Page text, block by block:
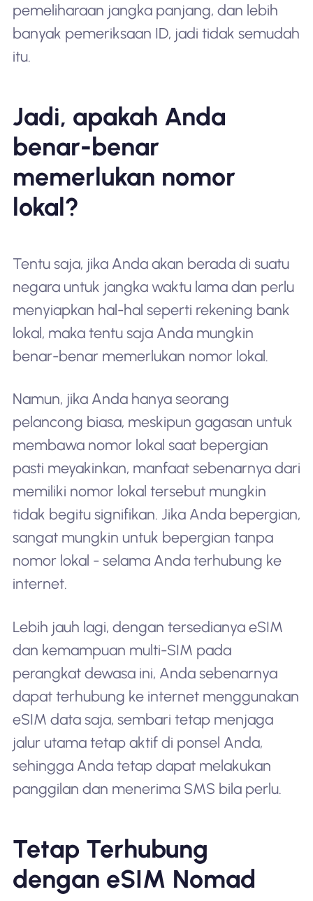
pemeliharaan jangka panjang, dan lebih
banyak pemeriksaan ID, jadi tidak semudah
itu.
Jadi, apakah Anda
benar-benar
memerlukan nomor
lokal?
Tentu saja, jika Anda akan berada di suatu
negara untuk jangka waktu lama dan perlu
menyiapkan hal-hal seperti rekening bank
lokal, maka tentu saja Anda mungkin
benar-benar memerlukan nomor lokal.
Namun, jika Anda hanya seorang
pelancong biasa, meskipun gagasan untuk
membawa nomor lokal saat bepergian
pasti meyakinkan, manfaat sebenarnya dari
memiliki nomor lokal tersebut mungkin
tidak begitu signifikan. Jika Anda bepergian,
sangat mungkin untuk bepergian tanpa
nomor lokal - selama Anda terhubung ke
internet.
Lebih jauh lagi, dengan tersedianya eSIM
dan kemampuan multi-SIM pada
perangkat dewasa ini, Anda sebenarnya
dapat terhubung ke internet menggunakan
eSIM data saja, sembari tetap menjaga
jalur utama tetap aktif di ponsel Anda,
sehingga Anda tetap dapat melakukan
panggilan dan menerima SMS bila perlu.
Tetap Terhubung
dengan eSIM Nomad